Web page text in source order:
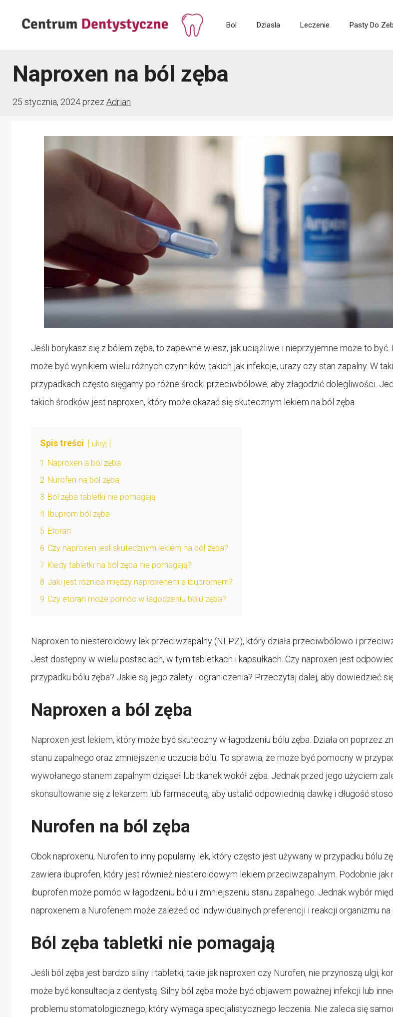
Bol Dziasla Leczenie Pasty Do
Naproxen na ból zęba
25 stycznia, 2024przez Adrian
Jeśli borykasz się z bólem zęba, to zapewne wiesz, jak uciążliwe i nieprzyjemne może to być.
może być wynikiem wielu różnych czynników, takich jak infekcje, urazy czy stan zapalny. W
przypadkach często sięgamy po różne środki przeciwbólowe, aby złagodzić dolegliwości.
takich środków jest naproxen, który może okazać się skutecznym lekiem na ból zęba.
Spis treści ukryj
1 Naproxen a ból zęba
2 Nurofen na ból zęba
3 Ból zęba tabletki nie pomagają
4 Ibuprom ból zęba
5 Etoran
6 Czy naproxen jest skutecznym lekiem na ból zęba?
7 Kiedy tabletki na ból zęba nie pomagają?
8 Jaki jest różnica między naproxenem a ibupromem?
9 Czy etoran może pomóc w łagodzeniu bólu zęba?
Naproxen to niesteroidowy lek przeciwzapalny (NLPZ), który działa przeciwbólowo i
Jest dostępny w wielu postaciach, w tym tabletkach i kapsułkach. Czy naproxen jest
przypadku bólu zęba? Jakie są jego zalety i ograniczenia? Przeczytaj dalej, aby dowiedzieć
Naproxen a ból zęba
Naproxen jest lekiem, który może być skuteczny w łagodzeniu bólu zęba. Działa on poprzez
stanu zapalnego oraz zmniejszenie uczucia bólu. To sprawia, że może być pomocny w
wywołanego stanem zapalnym dziąseł lub tkanek wokół zęba. Jednak przed jego użyciem
skonsultowanie się z lekarzem lub farmaceutą, aby ustalić odpowiednią dawkę i długość
Nurofen na ból zęba
Obok naproxenu, Nurofen to inny popularny lek, który często jest używany w przypadku bólu
zawiera ibuprofen, który jest również niesteroidowym lekiem przeciwzapalnym. Podobnie jak
ibuprofen może pomóc w łagodzeniu bólu i zmniejszeniu stanu zapalnego. Jednak wybór
naproxenem a Nurofenem może zależeć od indywidualnych preferencji i reakcji organizmu na
Ból zęba tabletki nie pomagają
Jeśli ból zęba jest bardzo silny i tabletki, takie jak naproxen czy Nurofen, nie przynoszą ulgi,
może być konsultacja z dentystą. Silny ból zęba może być objawem poważnej infekcji lub
problemu stomatologicznego, który wymaga specjalistycznego leczenia. Nie zaleca się